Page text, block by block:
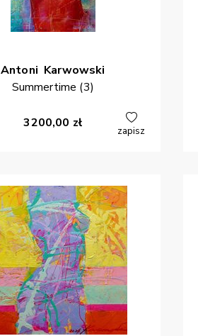
Antoni Karwowski
Summertime (3)
3200,00 zł
zapisz